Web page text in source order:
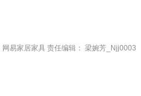
网易家居家具 责任编辑： 梁婉芳_Njj0003